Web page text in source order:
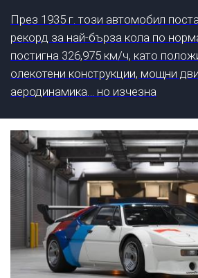
През 1935 г. този автомобил
рекорд за най-бърза кола по
постигна 326,975 км/ч, като
олекотени конструкции, мощни
аеродинамика… но изчезна